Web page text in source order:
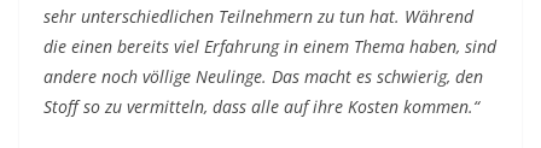
sehr unterschiedlichen Teilnehmern zu tun hat. Während
die einen bereits viel Erfahrung in einem Thema haben, sind
andere noch völlige Neulinge. Das macht es schwierig, den
Stoff so zu vermitteln, dass alle auf ihre Kosten kommen.“